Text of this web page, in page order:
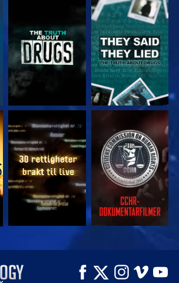
SE
SE SE
UTFORSK SERIEN